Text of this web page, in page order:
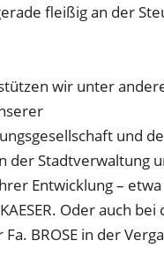
fleißig an der
wir unter
und
der Stadtverwaltung
Entwicklung –
Oder auch bei
BROSE in der